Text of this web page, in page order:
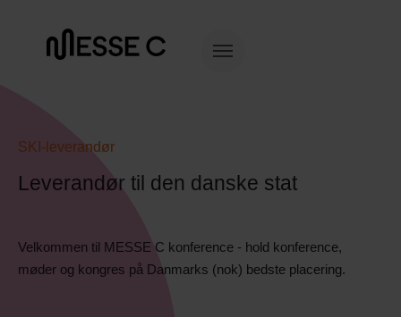
SKI-leverandør
Leverandør til den danske stat
Velkommen til MESSE C konference - hold konference,
møder og kongres på Danmarks (nok) bedste placering.